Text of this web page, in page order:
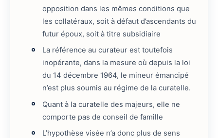
opposition dans les mêmes conditions que
les collatéraux, soit à défaut d’ascendants du
futur époux, soit à titre subsidiaire
La référence au curateur est toutefois
inopérante, dans la mesure où depuis la loi
du 14 décembre 1964, le mineur émancipé
n’est plus soumis au régime de la curatelle.
Quant à la curatelle des majeurs, elle ne
comporte pas de conseil de famille
L’hypothèse visée n’a donc plus de sens